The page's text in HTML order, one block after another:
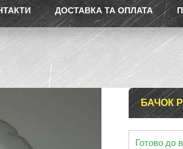
ДОСТАВКА ТА ОПЛАТА
БАЧОК
Готово до